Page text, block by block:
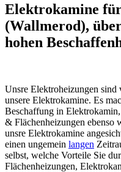
Elektrokamine
(Wallmerod),
hohen
Unsre Elektroheizungen sind
unsere Elektrokamine. Es
Beschaffung in
& Flächenheizungen ebenso
unsre Elektrokamine
einen ungemein langen
selbst, welche Vorteile Sie
Flächenheizungen,